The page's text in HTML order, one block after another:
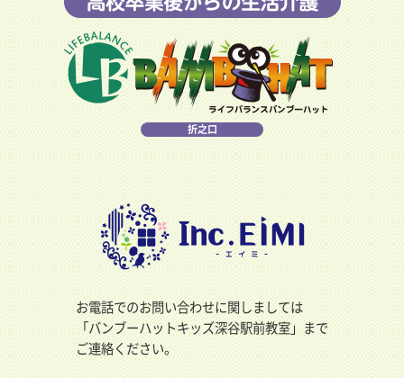
折之口
お電話でのお問い合わせに関しましては
「バンブーハットキッズ深谷駅前教室」まで
ご連絡ください。